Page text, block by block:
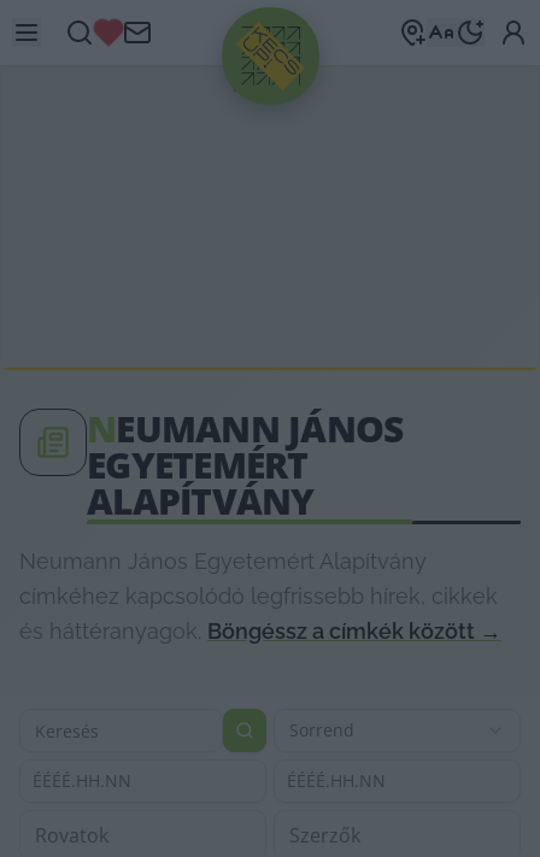
HIRDETÉS
NEUMANN JÁNOS
EGYETEMÉRT
ALAPÍTVÁNY
Neumann János Egyetemért Alapítvány
címkéhez kapcsolódó legfrissebb hírek, cikkek
és háttéranyagok. Böngéssz a címkék között →
Sorrend
ÉÉÉÉ.HH.NN ÉÉÉÉ.HH.NN